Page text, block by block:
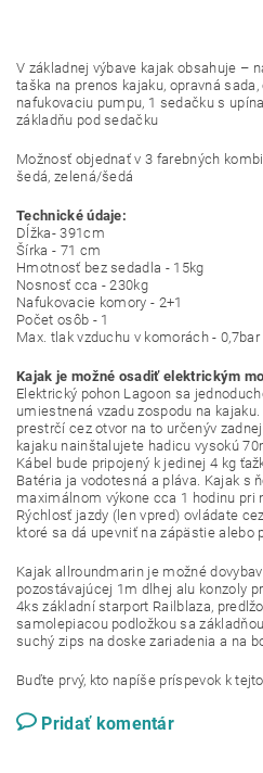
V základnej výbave kajak obsahuje –
taška na prenos kajaku, opravná
nafukovaciu pumpu, 1 sedačku s
základňu pod sedačku
Možnosť objednať v 3 farebných
šedá, zelená/šedá
Technické údaje:
Dĺžka- 391cm
Šírka - 71 cm
Hmotnosť bez sedadla - 15kg
Nosnosť cca - 230kg
Nafukovacie komory - 2+1
Počet osôb - 1
Max. tlak vzduchu v komorách - 0,7bar
Kajak je možné osadiť elektrickým
Elektrický pohon Lagoon sa
umiestnená vzadu zospodu na
prestrčí cez otvor na to určenýv
kajaku nainštalujete hadicu vysokú
Kábel bude pripojený k jedinej 4 kg
Batéria ja vodotesná a pláva. Kajak s
maximálnom výkone cca 1 hodinu pri
Rýchlosť jazdy (len vpred) ovládate
ktoré sa dá upevniť na zápästie alebo
Kajak allroundmarin je možné
pozostávajúcej 1m dlhej alu konzoly
4ks základní starport Railblaza,
samolepiacou podložkou sa
suchý zips na doske zariadenia a na
Buďte prvý, kto napíše príspevok k
Pridať komentár